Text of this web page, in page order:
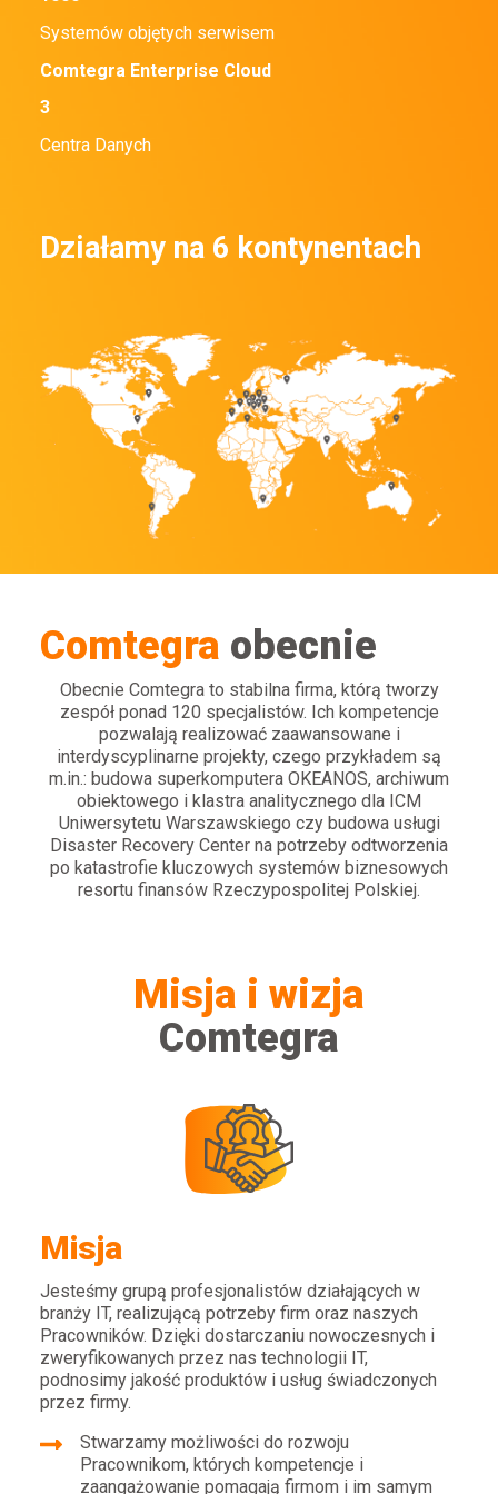
1999 Powstaje Comtegra
Systemów objętych serwisem
Comtegra Enterprise Cloud
3
Centra Danych
Działamy na 6 kontynentach
Comtegra obecnie
Obecnie Comtegra to stabilna firma, którą tworzy
zespół ponad 120 specjalistów. Ich kompetencje
pozwalają realizować zaawansowane i
interdyscyplinarne projekty, czego przykładem są
m.in.: budowa superkomputera OKEANOS, archiwum
obiektowego i klastra analitycznego dla ICM
Uniwersytetu Warszawskiego czy budowa usługi
Disaster Recovery Center na potrzeby odtworzenia
po katastrofie kluczowych systemów biznesowych
resortu finansów Rzeczypospolitej Polskiej.
Misja i wizja
Comtegra
Misja
Jesteśmy grupą profesjonalistów działających w
branży IT, realizującą potrzeby firm oraz naszych
Pracowników. Dzięki dostarczaniu nowoczesnych i
zweryfikowanych przez nas technologii IT,
podnosimy jakość produktów i usług świadczonych
przez firmy.
Stwarzamy możliwości do rozwoju
Pracownikom, których kompetencje i
zaangażowanie pomagają firmom i im samym